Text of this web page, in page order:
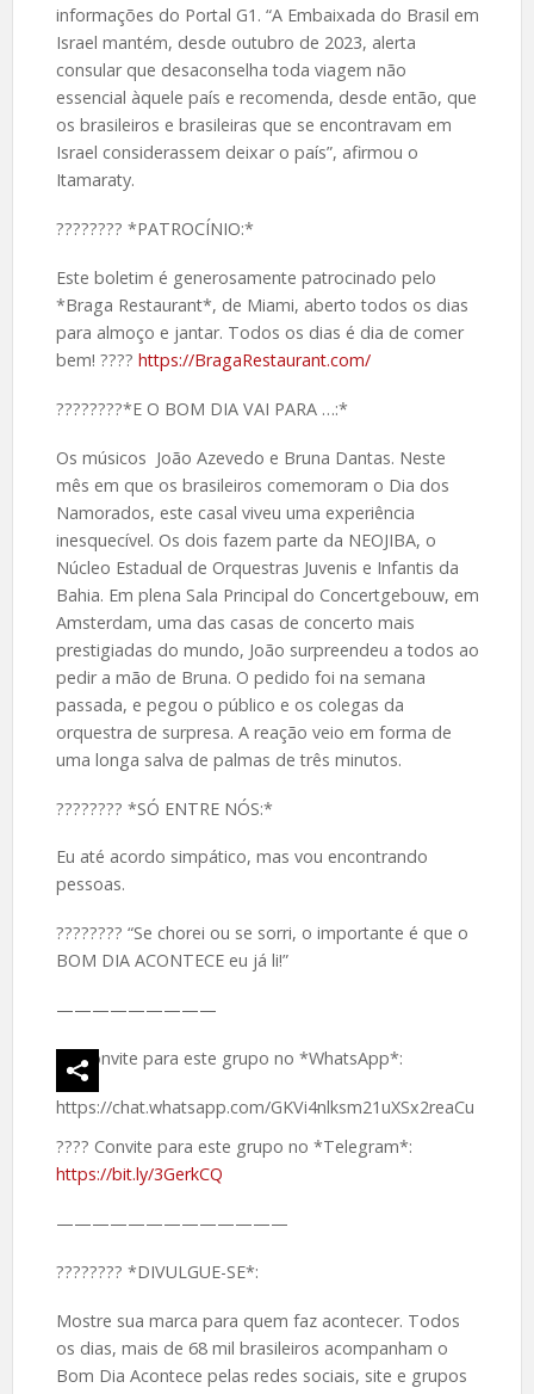
informações do Portal G1. “A Embaixada do Brasil em
Israel mantém, desde outubro de 2023, alerta
consular que desaconselha toda viagem não
essencial àquele país e recomenda, desde então, que
os brasileiros e brasileiras que se encontravam em
Israel considerassem deixar o país”, afirmou o
Itamaraty.
????️???? *PATROCÍNIO:*
Este boletim é generosamente patrocinado pelo
*Braga Restaurant*, de Miami, aberto todos os dias
para almoço e jantar. Todos os dias é dia de comer
bem! ???? https://BragaRestaurant.com/
????️????*E O BOM DIA VAI PARA …:*
Os músicos João Azevedo e Bruna Dantas. Neste
mês em que os brasileiros comemoram o Dia dos
Namorados, este casal viveu uma experiência
inesquecível. Os dois fazem parte da NEOJIBA, o
Núcleo Estadual de Orquestras Juvenis e Infantis da
Bahia. Em plena Sala Principal do Concertgebouw, em
Amsterdam, uma das casas de concerto mais
prestigiadas do mundo, João surpreendeu a todos ao
pedir a mão de Bruna. O pedido foi na semana
passada, e pegou o público e os colegas da
orquestra de surpresa. A reação veio em forma de
uma longa salva de palmas de três minutos.
????️???? *SÓ ENTRE NÓS:*
Eu até acordo simpático, mas vou encontrando
pessoas.
????️???? “Se chorei ou se sorri, o importante é que o
BOM DIA ACONTECE eu já li!”
—————————
Convite para este grupo no *WhatsApp*:
https://chat.whatsapp.com/GKVi4nlksm21uXSx2reaCu
???? Convite para este grupo no *Telegram*:
https://bit.ly/3GerkCQ
—————————————
????️???? *DIVULGUE-SE*:
Mostre sua marca para quem faz acontecer. Todos
os dias, mais de 68 mil brasileiros acompanham o
Bom Dia Acontece pelas redes sociais, site e grupos